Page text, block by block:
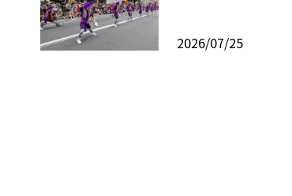
2026/07/25